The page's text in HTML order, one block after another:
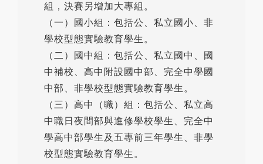
組，決賽另增加大專組。
（一）國小組：包括公、私立國小、非
學校型態實驗教育學生。
（二）國中組：包括公、私立國中、國
中補校、高中附設國中部、完全中學國
中部、非學校型態實驗教育學生。
（三）高中（職）組：包括公、私立高
中職日夜間部與進修學校學生、完全中
學高中部學生及五專前三年學生、非學
校型態實驗教育學生。